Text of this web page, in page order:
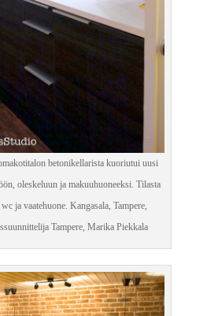
betonikellarista kuoriutui uusi
oleskeluun ja makuuhuoneeksi. Tilasta
ja vaatehuone. Kangasala, Tampere,
Tampere, Marika Piekkala